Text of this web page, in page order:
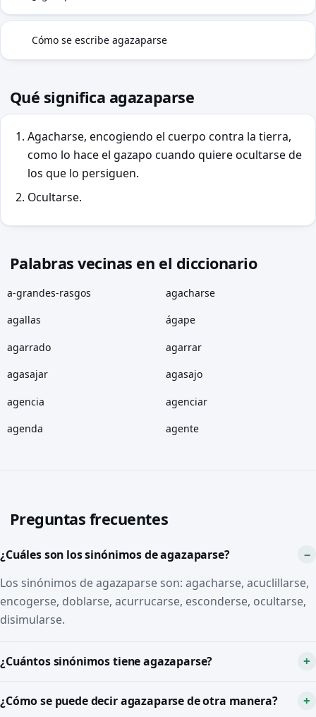
Cómo se escribe agazaparse
Qué significa agazaparse
Agacharse, encogiendo el cuerpo contra la tierra,
como lo hace el gazapo cuando quiere ocultarse de
los que lo persiguen.
Ocultarse.
Palabras vecinas en el diccionario
a-grandes-rasgos agacharse
agallas ágape
agarrado agarrar
agasajar agasajo
agencia agenciar
agenda agente
Preguntas frecuentes
¿Cuáles son los sinónimos de agazaparse?
Los sinónimos de agazaparse son: agacharse, acuclillarse,
encogerse, doblarse, acurrucarse, esconderse, ocultarse,
disimularse.
¿Cuántos sinónimos tiene agazaparse?
¿Cómo se puede decir agazaparse de otra manera?